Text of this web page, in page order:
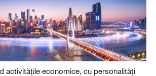
activitățile economice, cu personalități